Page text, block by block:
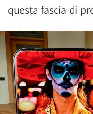
questa fascia di